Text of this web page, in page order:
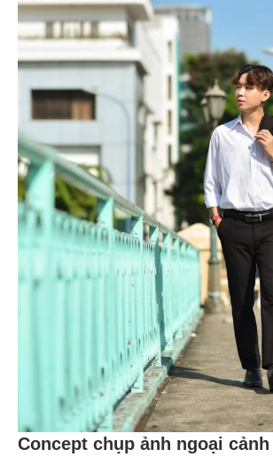
Concept chụp ảnh ngoại